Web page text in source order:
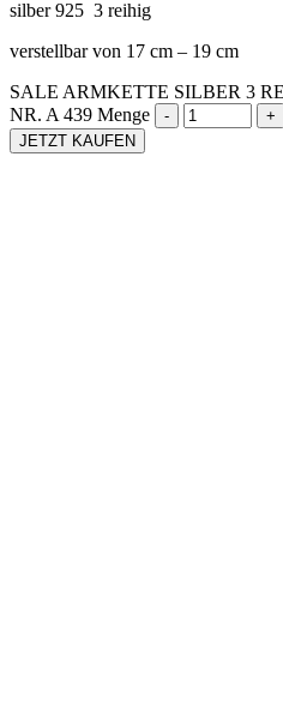
silber 925 3 reihig
verstellbar von 17 cm – 19 cm
SALE ARMKETTE SILBER 3
NR. A 439 Menge
JETZT KAUFEN